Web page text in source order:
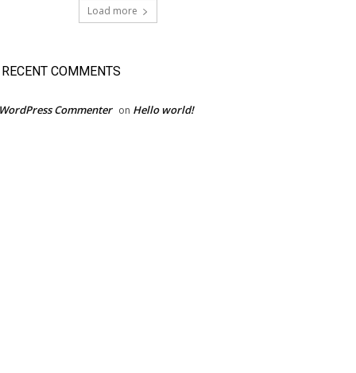
Load more
RECENT COMMENTS
Commenter on Hello world!